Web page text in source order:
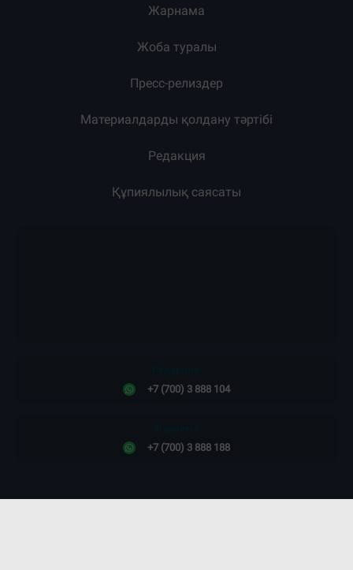
Жарнама
Жоба туралы
Пресс-релиздер
Материалдарды қолдану тәртібі
Редакция
Құпиялылық саясаты
+7 (700) 3 888 104
+7 (700) 3 888 188